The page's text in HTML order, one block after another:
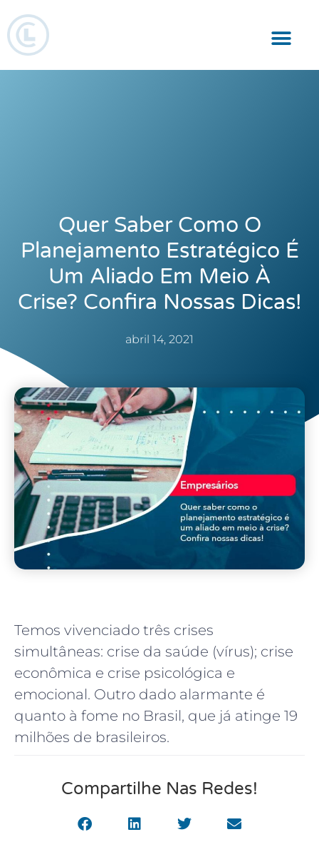
Quer Saber Como O
Planejamento Estratégico É
Um Aliado Em Meio À
Crise? Confira Nossas Dicas!
abril 14, 2021
Temos vivenciado três crises
simultâneas: crise da saúde (vírus); crise
econômica e crise psicológica e
emocional. Outro dado alarmante é
quanto à fome no Brasil, que já atinge 19
milhões de brasileiros.
Compartilhe Nas Redes!